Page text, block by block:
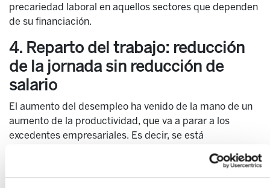
precariedad laboral en aquellos sectores que dependen
de su financiación.
4. Reparto del trabajo: reducción
de la jornada sin reducción de
salario
El aumento del desempleo ha venido de la mano de un
aumento de la productividad, que va a parar a los
excedentes empresariales. Es decir, se está
parte de las rentas de trabajo es cada vez menor,
favoreciendo a las rentas empresariales y del capital. La